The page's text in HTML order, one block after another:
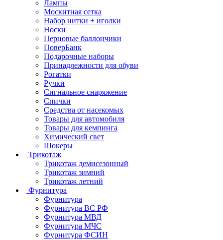
Лампы
Москитная сетка
Набор нитки + иголки
Носки
Перцовые баллончики
ПоверБанк
Подарочные наборы
Принадлежности для обуви
Рогатки
Ручки
Сигнальное снаряжение
Спички
Средства от насекомых
Товары для автомобиля
Товары для кемпинга
Химический свет
Шокеры
Трикотаж
Трикотаж демисезонный
Трикотаж зимний
Трикотаж летний
Фурнитура
Фурнитура
Фурнитура ВС РФ
Фурнитура МВД
Фурнитура МЧС
Фурнитура ФСИН